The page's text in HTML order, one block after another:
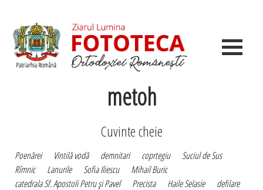
metoh
Cuvinte cheie
Poenărei Vintilă vodă demnitari coprtegiu
Suciul de Sus
Rîmnic
Lanurile Sofia Iliescu
Mihail Buric
catedrala Sf. Apostoli Petru şi Pavel
Precista Haile Selasie
defilare